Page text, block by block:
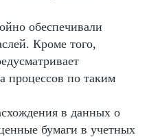
обеспечивали
Кроме того,
процессов по таким
в данных о
бумаги в учетных